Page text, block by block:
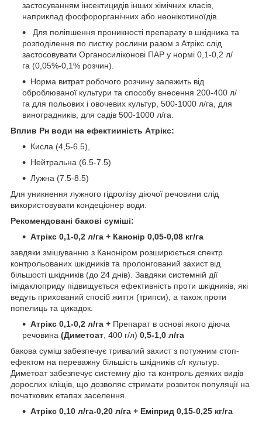
застосуванням інсектицидів інших хімічних класів,
наприклад фосфорорганічних або неонікотиноїдів.
Для поліпшення проникності препарату в шкідника та
розподілення по листку рослини разом з Атрікс слід
застосовувати Органосиліконові ПАР у нормі 0,1-0,2 л/
га (0,05%-0,1% розчин).
Норма витрат робочого розчину залежить від
оброблюваної культури та способу внесення 200-400 л/
га для польових і овочевих культур, 500-1000 л/га, для
виноградників, для садів 500-1000 л/га.
Вплив Рн води на ефектииність Атрікс:
Кисла (4,5-6.5),
Нейтральна (6.5-7.5)
Лужна (7.5-8.5)
Для уникнення лужного гідролізу діючої речовини слід
використовувати кондеціонер води.
Рекомендовані бакові суміші:
Атрікс 0,1-0,2 л/га + Канонір 0,05-0,08 кг/га
завдяки змішуванню з Каноніром розширюється спектр
контрольованих шкідників та пролонгований захист від
більшості шкідників (до 24 днів). Завдяки системній дії
імідаклоприду підвищується ефективність проти шкідників, які
ведуть прихований спосіб життя (трипси), а також проти
попелиць та цикадок.
Атрікс 0,1-0,2 л/га + Препарат в основі якого діюча
речовина (Диметоат, 400 г/л) 0,5-1,0 л/га
бакова суміш забезпечує тривалий захист з потужним стоп-
ефектом на переважну більшість шкідників с/г культур.
Диметоат забезпечує системну дію та контроль деяких видів
дорослих кліщів, що дозволяє стримати розвиток популяції на
початкових етапах заселення.
Атрікс 0,10 л/га-0,20 л/га + Еміприд 0,15-0,25 кг/га